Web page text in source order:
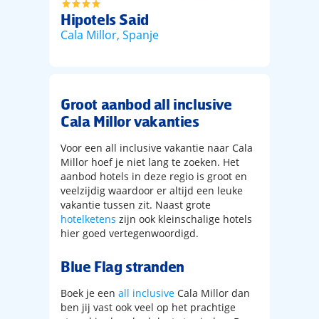
Hipotels Said
Cala Millor, Spanje
Groot aanbod all inclusive
Cala Millor vakanties
Voor een all inclusive vakantie naar Cala
Millor hoef je niet lang te zoeken. Het
aanbod hotels in deze regio is groot en
veelzijdig waardoor er altijd een leuke
vakantie tussen zit. Naast grote
hotelketens zijn ook kleinschalige hotels
hier goed vertegenwoordigd.
Blue Flag stranden
Boek je een all inclusive Cala Millor dan
ben jij vast ook veel op het prachtige